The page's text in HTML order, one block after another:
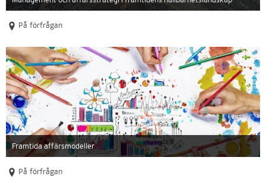
På förfrågan
Framtida affärsmodeller
På förfrågan